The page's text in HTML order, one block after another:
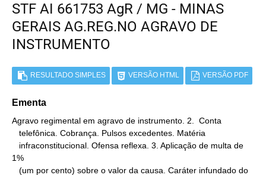
STF AI 661753 AgR / MG - MINAS
GERAIS AG.REG.NO AGRAVO DE
INSTRUMENTO
RESULTADO SIMPLES VERSÃO HTML VERSÃO PDF
Ementa
Agravo regimental em agravo de instrumento. 2.  Conta
1%